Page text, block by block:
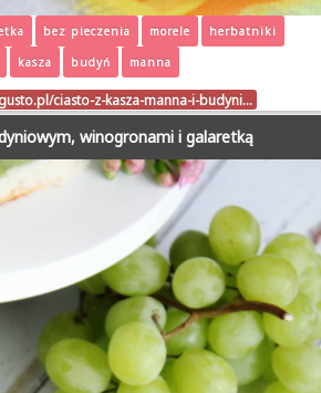
bez pieczenia morele
herbatniki
kasza budyń manna
ciasto-z-kasza-manna-i-budyni…
winogronami i galaretką